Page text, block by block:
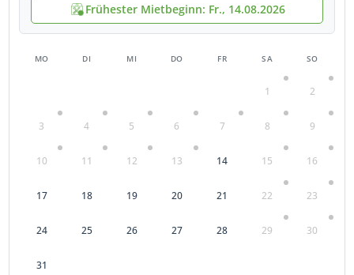
Frühester Mietbeginn: Fr., 14.08.2026
MO DI MI DO FR SA SO
1 2
3 4 5 6 7 8 9
10 11 12 13 14 15 16
17 18 19 20 21 22 23
24 25 26 27 28 29 30
31